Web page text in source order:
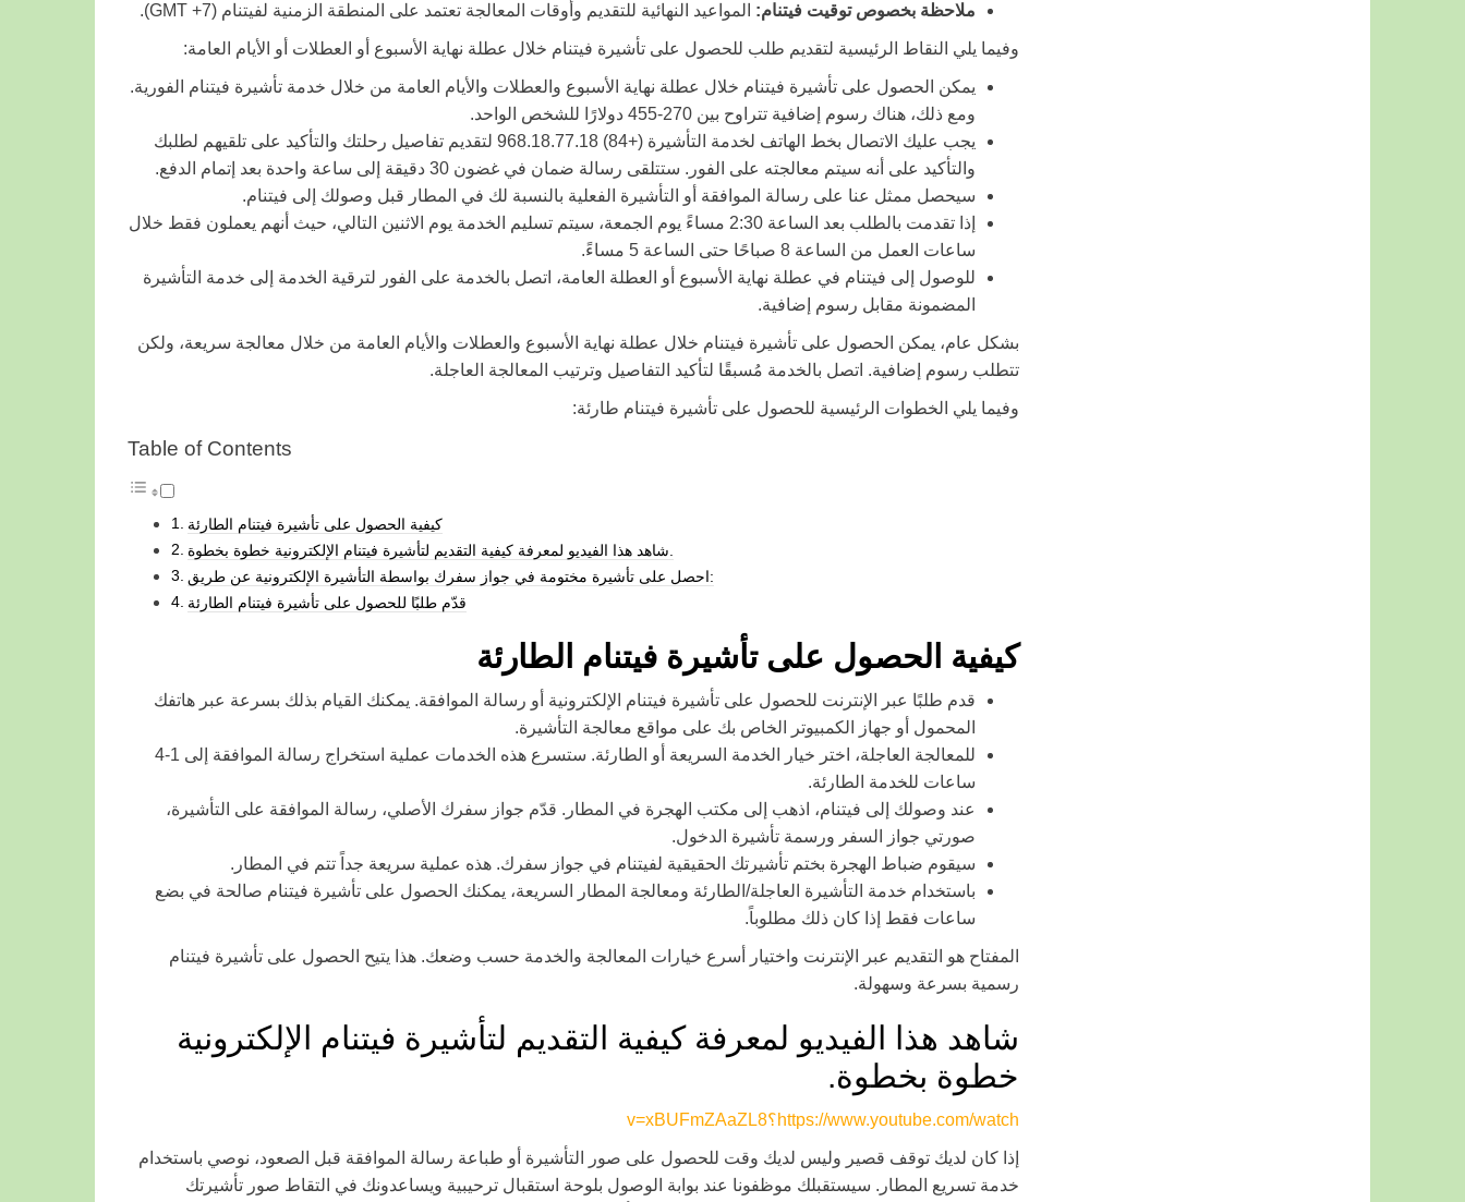
ملاحظة بخصوص توقيت فيتنام: المواعيد النهائية للتقديم وأوقات المعالجة تعتمد على المنطقة الزمنية لفيتنام (GMT +7).
وفيما يلي النقاط الرئيسية لتقديم طلب للحصول على تأشيرة فيتنام خلال عطلة نهاية الأسبوع أو العطلات أو الأيام العامة:
يمكن الحصول على تأشيرة فيتنام خلال عطلة نهاية الأسبوع والعطلات والأيام العامة من خلال خدمة تأشيرة فيتنام الفورية.
ومع ذلك، هناك رسوم إضافية تتراوح بين 270-455 دولارًا للشخص الواحد.
يجب عليك الاتصال بخط الهاتف لخدمة التأشيرة (+84) 968.18.77.18 لتقديم تفاصيل رحلتك والتأكيد على تلقيهم لطلبك
والتأكيد على أنه سيتم معالجته على الفور. ستتلقى رسالة ضمان في غضون 30 دقيقة إلى ساعة واحدة بعد إتمام الدفع.
سيحصل ممثل عنا على رسالة الموافقة أو التأشيرة الفعلية بالنسبة لك في المطار قبل وصولك إلى فيتنام.
إذا تقدمت بالطلب بعد الساعة 2:30 مساءً يوم الجمعة، سيتم تسليم الخدمة يوم الاثنين التالي، حيث أنهم يعملون فقط خلال
ساعات العمل من الساعة 8 صباحًا حتى الساعة 5 مساءً.
للوصول إلى فيتنام في عطلة نهاية الأسبوع أو العطلة العامة، اتصل بالخدمة على الفور لترقية الخدمة إلى خدمة التأشيرة
المضمونة مقابل رسوم إضافية.
بشكل عام، يمكن الحصول على تأشيرة فيتنام خلال عطلة نهاية الأسبوع والعطلات والأيام العامة من خلال معالجة سريعة، ولكن
تتطلب رسوم إضافية. اتصل بالخدمة مُسبقًا لتأكيد التفاصيل وترتيب المعالجة العاجلة.
وفيما يلي الخطوات الرئيسية للحصول على تأشيرة فيتنام طارئة:
Table of Contents
كيفية الحصول على تأشيرة فيتنام الطارئة
شاهد هذا الفيديو لمعرفة كيفية التقديم لتأشيرة فيتنام الإلكترونية خطوة بخطوة.
احصل على تأشيرة مختومة في جواز سفرك بواسطة التأشيرة الإلكترونية عن طريق:
قدّم طلبًا للحصول على تأشيرة فيتنام الطارئة
كيفية الحصول على تأشيرة فيتنام الطارئة
قدم طلبًا عبر الإنترنت للحصول على تأشيرة فيتنام الإلكترونية أو رسالة الموافقة. يمكنك القيام بذلك بسرعة عبر هاتفك
المحمول أو جهاز الكمبيوتر الخاص بك على مواقع معالجة التأشيرة.
للمعالجة العاجلة، اختر خيار الخدمة السريعة أو الطارئة. ستسرع هذه الخدمات عملية استخراج رسالة الموافقة إلى 1-4
ساعات للخدمة الطارئة.
عند وصولك إلى فيتنام، اذهب إلى مكتب الهجرة في المطار. قدّم جواز سفرك الأصلي، رسالة الموافقة على التأشيرة،
صورتي جواز السفر ورسمة تأشيرة الدخول.
سيقوم ضباط الهجرة بختم تأشيرتك الحقيقية لفيتنام في جواز سفرك. هذه عملية سريعة جداً تتم في المطار.
باستخدام خدمة التأشيرة العاجلة/الطارئة ومعالجة المطار السريعة، يمكنك الحصول على تأشيرة فيتنام صالحة في بضع
ساعات فقط إذا كان ذلك مطلوباً.
المفتاح هو التقديم عبر الإنترنت واختيار أسرع خيارات المعالجة والخدمة حسب وضعك. هذا يتيح الحصول على تأشيرة فيتنام
رسمية بسرعة وسهولة.
شاهد هذا الفيديو لمعرفة كيفية التقديم لتأشيرة فيتنام الإلكترونية
خطوة بخطوة.
https://www.youtube.com/watch؟v=xBUFmZAaZL8
إذا كان لديك توقف قصير وليس لديك وقت للحصول على صور التأشيرة أو طباعة رسالة الموافقة قبل الصعود، نوصي باستخدام
خدمة تسريع المطار. سيستقبلك موظفونا عند بوابة الوصول بلوحة استقبال ترحيبية ويساعدونك في التقاط صور تأشيرتك